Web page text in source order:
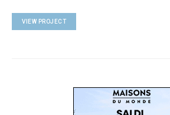
VIEW PROJECT